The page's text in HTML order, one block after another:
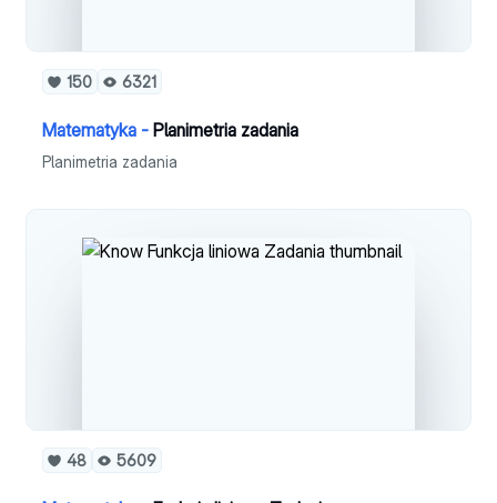
150 6321
Matematyka - Planimetria zadania
Planimetria zadania
48 5609